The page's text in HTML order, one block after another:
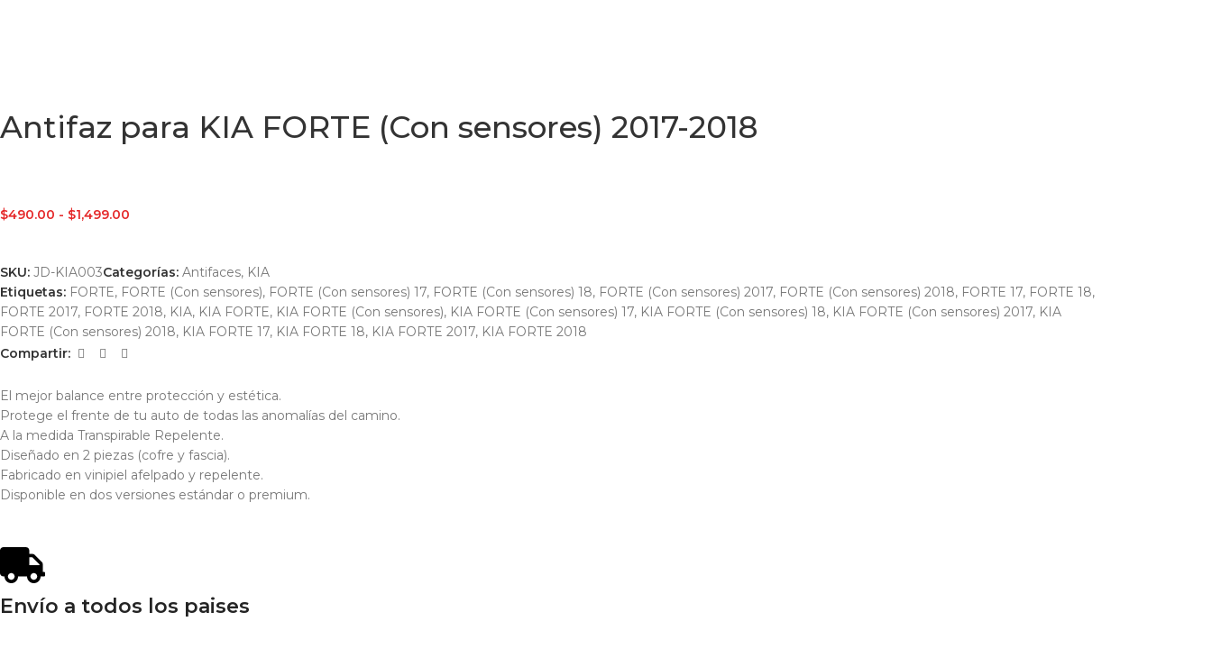
Antifaz para KIA FORTE (Con sensores) 2017-2018
$490.00 - $1,499.00
SKU: JD-KIA003Categorías: Antifaces, KIA
Etiquetas: FORTE, FORTE (Con sensores), FORTE (Con sensores) 17, FORTE (Con sensores) 18, FORTE (Con sensores) 2017, FORTE (Con sensores) 2018, FORTE 17, FORTE 18,
FORTE 2017, FORTE 2018, KIA, KIA FORTE, KIA FORTE (Con sensores), KIA FORTE (Con sensores) 17, KIA FORTE (Con sensores) 18, KIA FORTE (Con sensores) 2017, KIA
FORTE (Con sensores) 2018, KIA FORTE 17, KIA FORTE 18, KIA FORTE 2017, KIA FORTE 2018
Compartir:
El mejor balance entre protección y estética.
Protege el frente de tu auto de todas las anomalías del camino.
A la medida Transpirable Repelente.
Diseñado en 2 piezas (cofre y fascia).
Fabricado en vinipiel afelpado y repelente.
Disponible en dos versiones estándar o premium.
Envío a todos los paises